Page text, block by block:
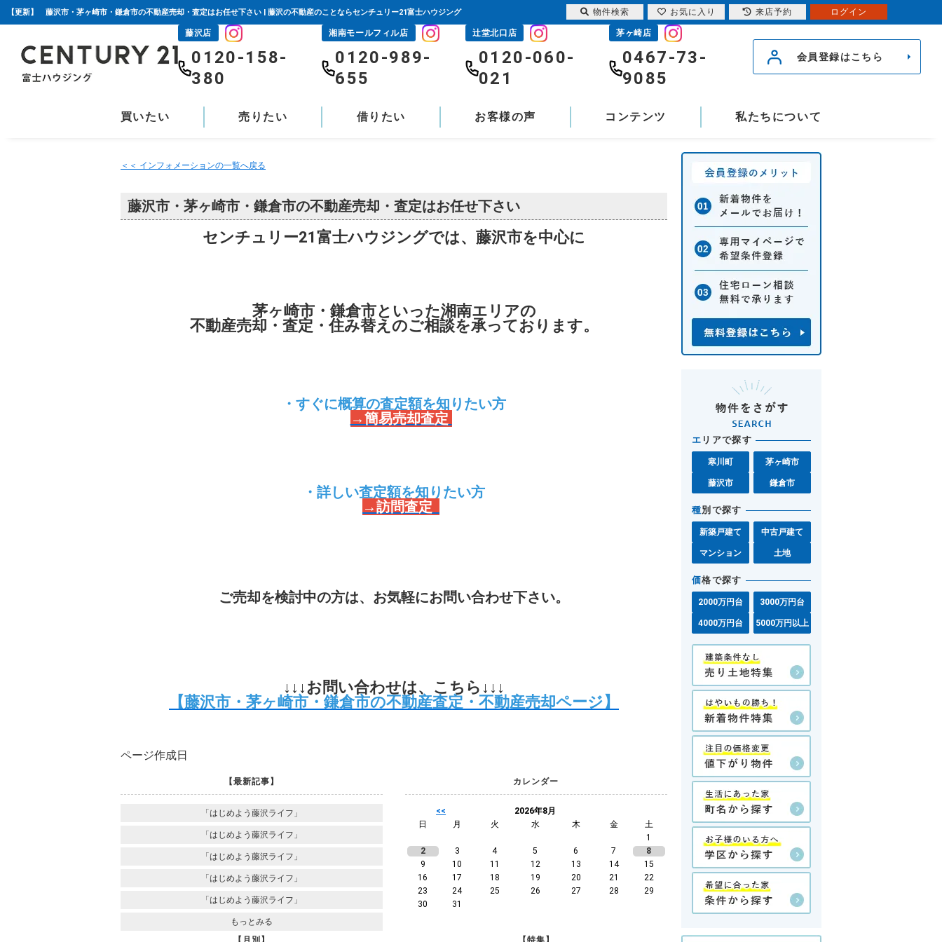
【更新】 藤沢市・茅ヶ崎市・鎌倉市の不動産売却・査定はお任せ下さい | 藤沢の不動産のことならセンチュリー21富士ハウジング
藤沢店
0120-158-
380
湘南モールフィル店
0120-989-
655
辻堂北口店
0120-060-
021
茅ヶ崎店
0467-73-
9085
会員登録はこちら
買いたい 売りたい 借りたい お客様の声 コンテンツ 私たちについて
＜＜ インフォメーションの一覧へ戻る
藤沢市・茅ヶ崎市・鎌倉市の不動産売却・査定はお任せ下さい
センチュリー21富士ハウジングでは、藤沢市を中心に
茅ヶ崎市・鎌倉市といった湘南エリアの
不動産売却・査定・住み替えのご相談を承っております。
・すぐに概算の査定額を知りたい方
→簡易売却査定
・詳しい査定額を知りたい方
→訪問査定
ご売却を検討中の方は、お気軽にお問い合わせ下さい。
↓↓↓お問い合わせは、こちら↓↓↓
【藤沢市・茅ヶ崎市・鎌倉市の不動産査定・不動産売却ページ】
ページ作成日
【最新記事】
「はじめよう藤沢ライフ」
「はじめよう藤沢ライフ」
「はじめよう藤沢ライフ」
「はじめよう藤沢ライフ」
「はじめよう藤沢ライフ」
もっとみる
カレンダー
<<
2026年8月
日
月 火 水 木 金
土
1
2
3 4 5 6 7
8
9
10 11 12 13 14
15
16
17 18 19 20 21
22
23
24 25 26 27 28
29
30
31
【月別】 【特集】
エ リアで探す
寒川町 茅ヶ崎市
藤沢市 鎌倉市
種別で探す
新築戸建て 中古戸建て
マンション 土地
価格で探す
2000万円台 3000万円台
4000万円台 5000万円以上
物件検索 お気に入り 来店予約 ログイン